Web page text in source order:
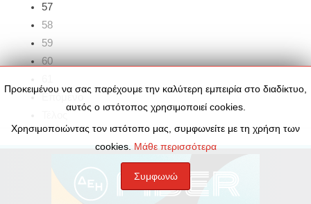
57
58
59
60
Προκειμένου να σας παρέχουμε την καλύτερη εμπειρία στο διαδίκτυο,
αυτός ο ιστότοπος χρησιμοποιεί cookies.
Χρησιμοποιώντας τον ιστότοπο μας, συμφωνείτε με τη χρήση των
cookies. Μάθε περισσότερα
Συμφωνώ